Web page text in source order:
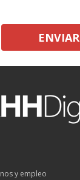
ENVIAR
y empleo